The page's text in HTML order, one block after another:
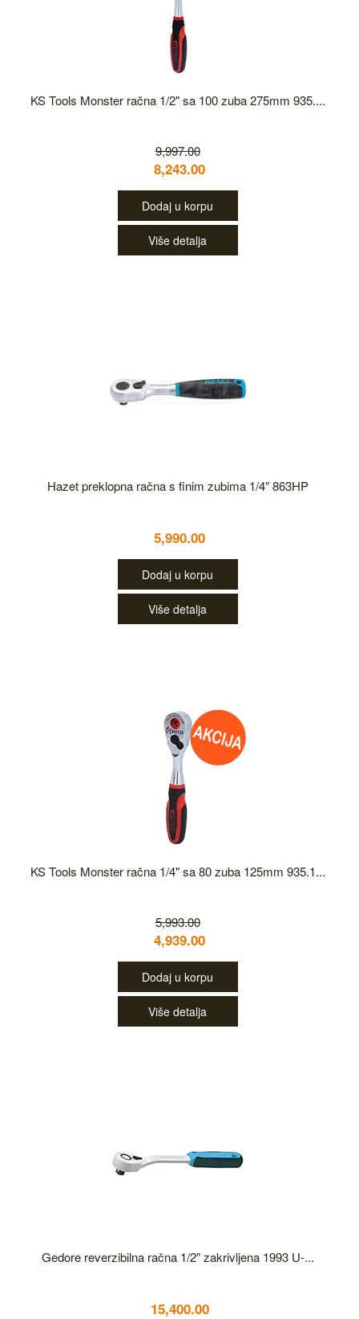
KS Tools Monster račna 1/2" sa 100 zuba 275mm 935....
9,997.00
8,243.00
Dodaj u korpu
Više detalja
Hazet preklopna račna s finim zubima 1/4″ 863HP
5,990.00
Dodaj u korpu
Više detalja
KS Tools Monster račna 1/4" sa 80 zuba 125mm 935.1...
5,993.00
4,939.00
Dodaj u korpu
Više detalja
Gedore reverzibilna račna 1/2" zakrivljena 1993 U-...
15,400.00